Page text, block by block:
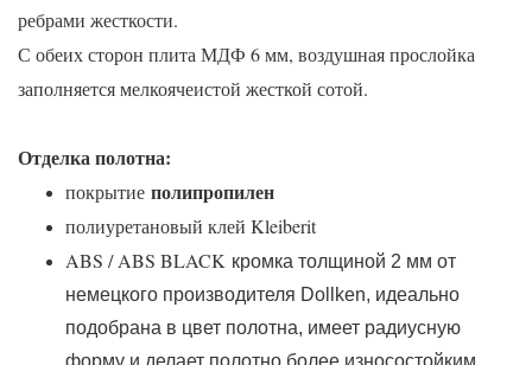
ребрами жесткости.
С обеих сторон плита МДФ 6 мм, воздушная прослойка
заполняется мелкоячеистой жесткой сотой.
Отделка полотна:
покрытие полипропилен
полиуретановый клей Kleiberit
ABS / ABS BLACK кромка толщиной 2 мм от
немецкого производителя Dollken, идеально
подобрана в цвет полотна, имеет радиусную